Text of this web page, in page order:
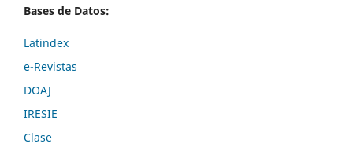
Bases de Datos:
Latindex
e-Revistas
DOAJ
IRESIE
Clase